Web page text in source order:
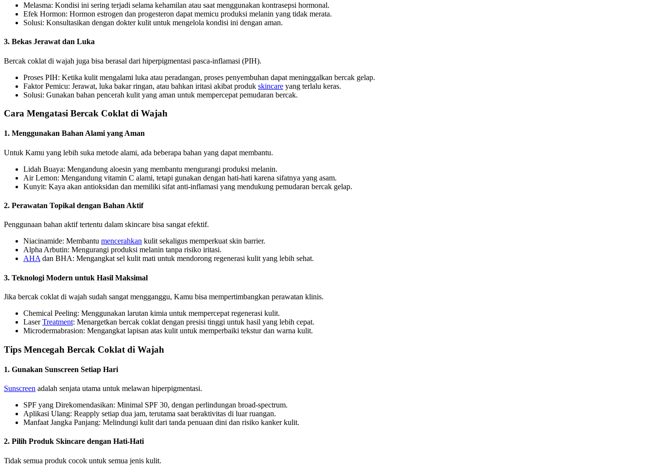
Melasma: Kondisi ini sering terjadi selama kehamilan atau saat menggunakan kontrasepsi hormonal.
Efek Hormon: Hormon estrogen dan progesteron dapat memicu produksi melanin yang tidak merata.
Solusi: Konsultasikan dengan dokter kulit untuk mengelola kondisi ini dengan aman.
3. Bekas Jerawat dan Luka
Bercak coklat di wajah juga bisa berasal dari hiperpigmentasi pasca-inflamasi (PIH).
Proses PIH: Ketika kulit mengalami luka atau peradangan, proses penyembuhan dapat meninggalkan bercak gelap.
Faktor Pemicu: Jerawat, luka bakar ringan, atau bahkan iritasi akibat produk skincare yang terlalu keras.
Solusi: Gunakan bahan pencerah kulit yang aman untuk mempercepat pemudaran bercak.
Cara Mengatasi Bercak Coklat di Wajah
1. Menggunakan Bahan Alami yang Aman
Untuk Kamu yang lebih suka metode alami, ada beberapa bahan yang dapat membantu.
Lidah Buaya: Mengandung aloesin yang membantu mengurangi produksi melanin.
Air Lemon: Mengandung vitamin C alami, tetapi gunakan dengan hati-hati karena sifatnya yang asam.
Kunyit: Kaya akan antioksidan dan memiliki sifat anti-inflamasi yang mendukung pemudaran bercak gelap.
2. Perawatan Topikal dengan Bahan Aktif
Penggunaan bahan aktif tertentu dalam skincare bisa sangat efektif.
Niacinamide: Membantu mencerahkan kulit sekaligus memperkuat skin barrier.
Alpha Arbutin: Mengurangi produksi melanin tanpa risiko iritasi.
AHA dan BHA: Mengangkat sel kulit mati untuk mendorong regenerasi kulit yang lebih sehat.
3. Teknologi Modern untuk Hasil Maksimal
Jika bercak coklat di wajah sudah sangat mengganggu, Kamu bisa mempertimbangkan perawatan klinis.
Chemical Peeling: Menggunakan larutan kimia untuk mempercepat regenerasi kulit.
LaserTreatment: Menargetkan bercak coklat dengan presisi tinggi untuk hasil yang lebih cepat.
Microdermabrasion: Mengangkat lapisan atas kulit untuk memperbaiki tekstur dan warna kulit.
Tips Mencegah Bercak Coklat di Wajah
1. Gunakan Sunscreen Setiap Hari
Sunscreen adalah senjata utama untuk melawan hiperpigmentasi.
SPF yang Direkomendasikan: Minimal SPF 30, dengan perlindungan broad-spectrum.
Aplikasi Ulang: Reapply setiap dua jam, terutama saat beraktivitas di luar ruangan.
Manfaat Jangka Panjang: Melindungi kulit dari tanda penuaan dini dan risiko kanker kulit.
2. Pilih Produk Skincare dengan Hati-Hati
Tidak semua produk cocok untuk semua jenis kulit.